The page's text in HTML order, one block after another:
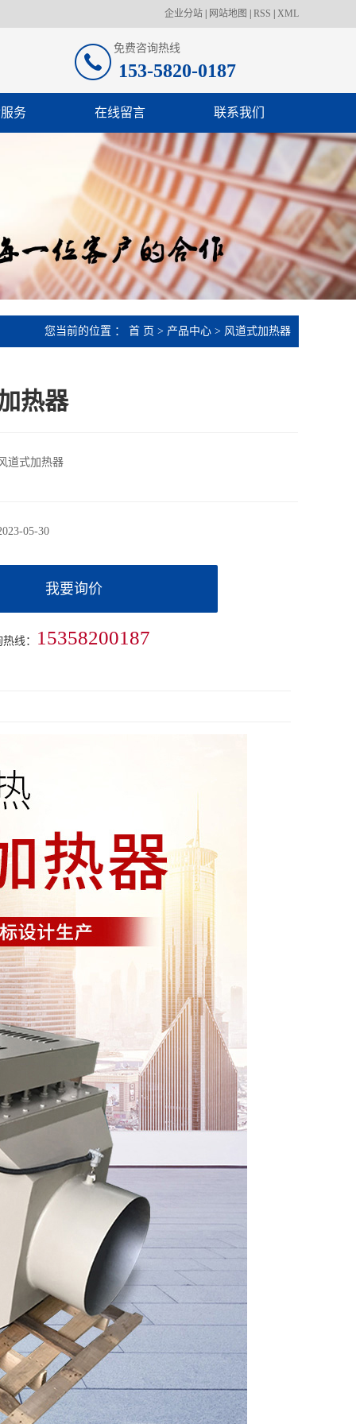
企业分站 网站地图 RSS XML
免费咨询热线
153-5820-0187
务 在线留言 联系我们
您当前的位置 ： 首 页 > 产品中心 > 风道式加热器
热器
道式加热器
05-30
我要询价
线： 15358200187